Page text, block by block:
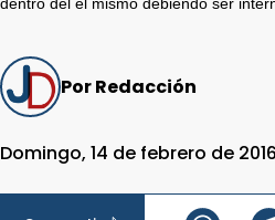
Por Redacción
Domingo, 14 de febrero de